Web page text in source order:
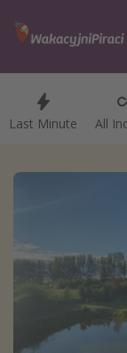
Last Minute All
Kategorie
Rejsy
Grecja